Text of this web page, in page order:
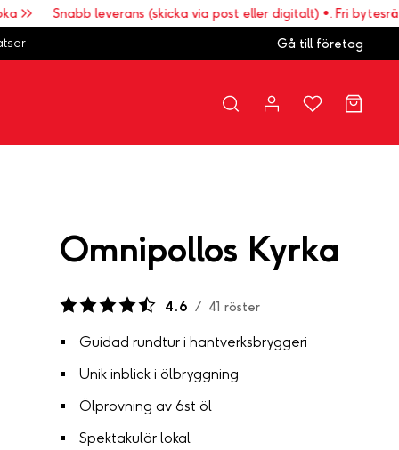
Snabb leverans (skicka via post eller digitalt) •. Fri bytesrätt •
Gå till företag
Omnipollos Kyrka
4.6 / 41 röster
Guidad rundtur i hantverksbryggeri
Unik inblick i ölbryggning
Ölprovning av 6st öl
Spektakulär lokal